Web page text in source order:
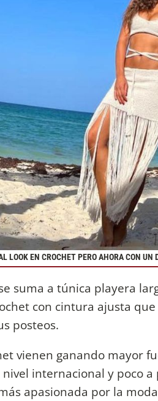
LOOK EN CROCHET PERO AHORA CON UN
suma a túnica playera
con cintura ajusta
posteos.
vienen ganando mayor
internacional y poco
apasionada por la